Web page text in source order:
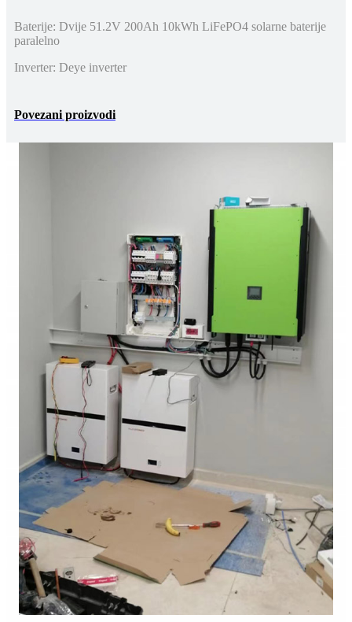
Baterije: Dvije 51.2V 200Ah 10kWh LiFePO4 solarne baterije
paralelno
Inverter: Deye inverter
Povezani proizvodi